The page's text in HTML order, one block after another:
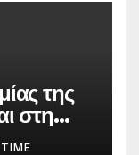
της
στη